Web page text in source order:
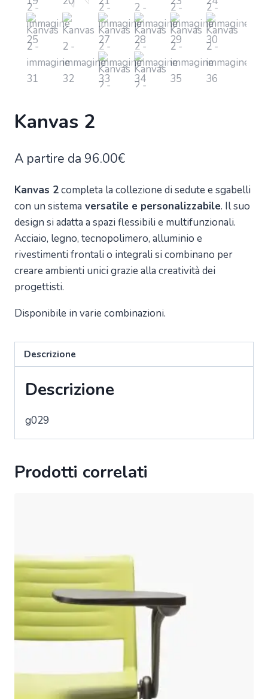
Kanvas 2
A partire da 96.00€
Kanvas 2completa la collezione di sedute e sgabelli
con un sistema versatile e personalizzabile. Il suo
design si adatta a spazi flessibili e multifunzionali.
Acciaio, legno, tecnopolimero, alluminio e
rivestimenti frontali o integrali si combinano per
creare ambienti unici grazie alla creatività dei
progettisti.
Disponibile in varie combinazioni.
Descrizione
Descrizione
g029
Prodotti correlati